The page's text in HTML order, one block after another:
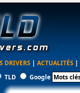
DRIVERS | ACTUALITÉS |
TLD Google